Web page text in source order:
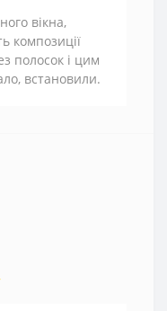
вікна,
композиції
полосок і цим
встановили.